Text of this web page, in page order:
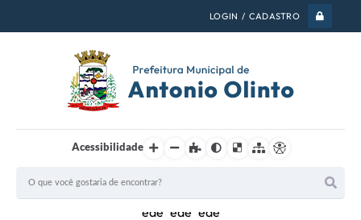
LOGIN / CADASTRO
Acessibilidade